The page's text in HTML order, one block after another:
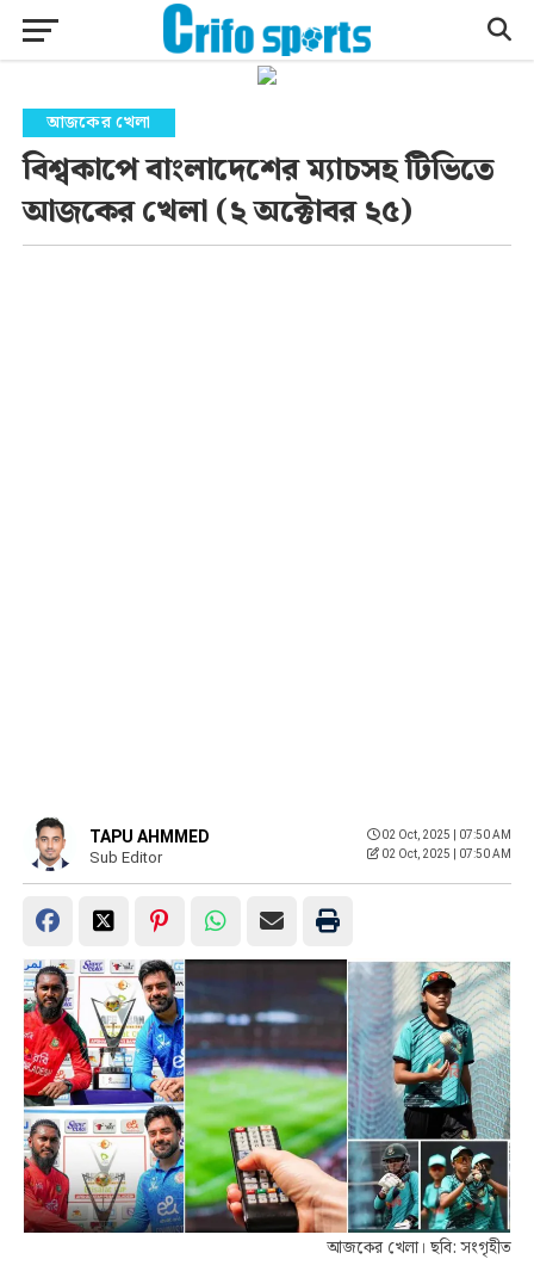
আজকের খেলা
বিশ্বকাপে বাংলাদেশের ম্যাচসহ টিভিতে
আজকের খেলা (২ অক্টোবর ২৫)
TAPU AHMMED
Sub Editor
02 Oct, 2025 | 07:50 AM
02 Oct, 2025 | 07:50 AM
আজকের খেলা। ছবি: সংগৃহীত